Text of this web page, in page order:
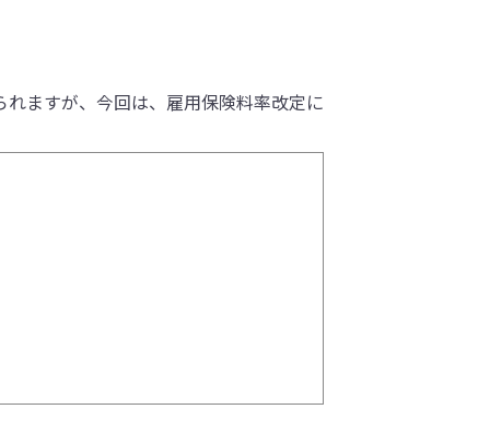
ますが、今回は、雇用保険料率改定に